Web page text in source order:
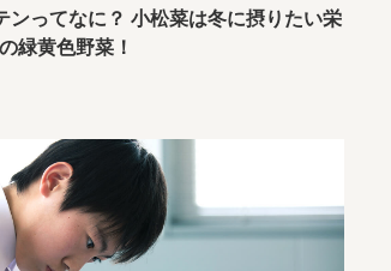
ンってなに？ 小松菜は冬に摂りたい栄
緑黄色野菜！